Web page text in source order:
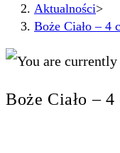
Aktualności>
Boże Ciało – 4
Boże Ciało –